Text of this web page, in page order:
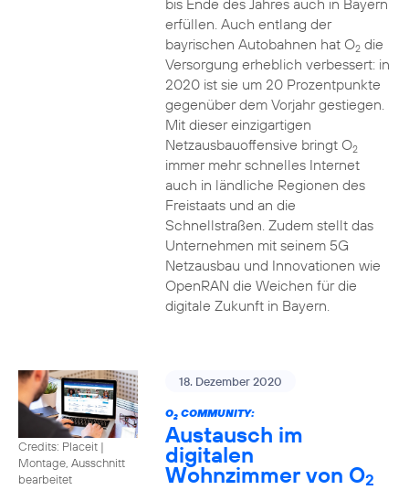
bis Ende des Jahres auch in Bayern
erfüllen. Auch entlang der
bayrischen Autobahnen hat O2die
Versorgung erheblich verbessert: in
2020 ist sie um 20 Prozentpunkte
gegenüber dem Vorjahr gestiegen.
Mit dieser einzigartigen
Netzausbauoffensive bringt O2
immer mehr schnelles Internet
auch in ländliche Regionen des
Freistaats und an die
Schnellstraßen. Zudem stellt das
Unternehmen mit seinem 5G
Netzausbau und Innovationen wie
OpenRAN die Weichen für die
digitale Zukunft in Bayern.
Credits: Placeit |
Montage, Ausschnitt
bearbeitet
18. Dezember 2020
O2COMMUNITY:
Austausch im
digitalen
Wohnzimmer von O2